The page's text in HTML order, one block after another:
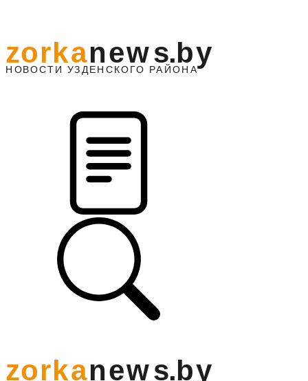
НО ВОСТИ УЗДЕНС КО ГО РАЙОНА
zorkanews.by